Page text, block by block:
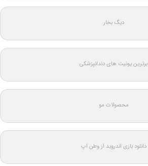
دیگ بخار
برترین یونیت های دندانپزشکی
محصولات مو
دانلود بازی اندروید از وطن اپ